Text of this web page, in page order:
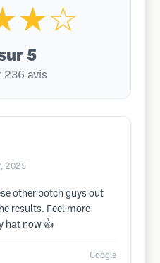
5
236 avis
2025
other botch guys out
results. Feel more
hat now 👍
Google